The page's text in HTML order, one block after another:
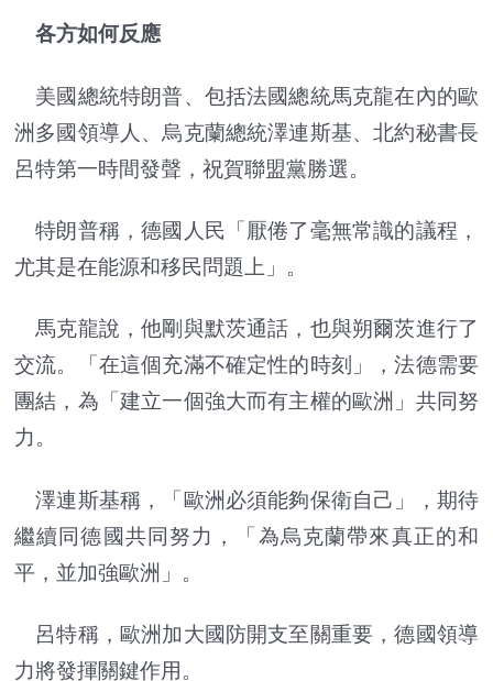
各方如何反應
美國總統特朗普、包括法國總統馬克龍在內的歐
洲多國領導人、烏克蘭總統澤連斯基、北約秘書長
呂特第一時間發聲，祝賀聯盟黨勝選。
特朗普稱，德國人民「厭倦了毫無常識的議程，
尤其是在能源和移民問題上」。
馬克龍說，他剛與默茨通話，也與朔爾茨進行了
交流。「在這個充滿不確定性的時刻」，法德需要
團結，為「建立一個強大而有主權的歐洲」共同努
力。
澤連斯基稱，「歐洲必須能夠保衛自己」，期待
繼續同德國共同努力，「為烏克蘭帶來真正的和
平，並加強歐洲」。
呂特稱，歐洲加大國防開支至關重要，德國領導
力將發揮關鍵作用。